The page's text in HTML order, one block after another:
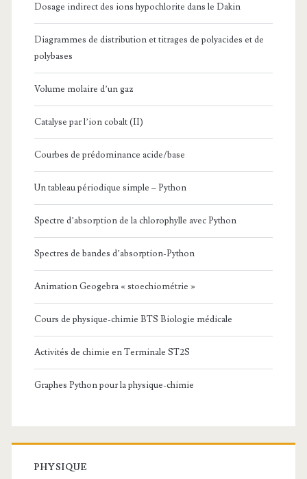
Dosage indirect des ions hypochlorite dans le Dakin
Diagrammes de distribution et titrages de polyacides et de
polybases
Volume molaire d’un gaz
Catalyse par l’ion cobalt (II)
Courbes de prédominance acide/base
Un tableau périodique simple – Python
Spectre d’absorption de la chlorophylle avec Python
Spectres de bandes d’absorption-Python
Animation Geogebra « stoechiométrie »
Cours de physique-chimie BTS Biologie médicale
Activités de chimie en Terminale ST2S
Graphes Python pour la physique-chimie
PHYSIQUE